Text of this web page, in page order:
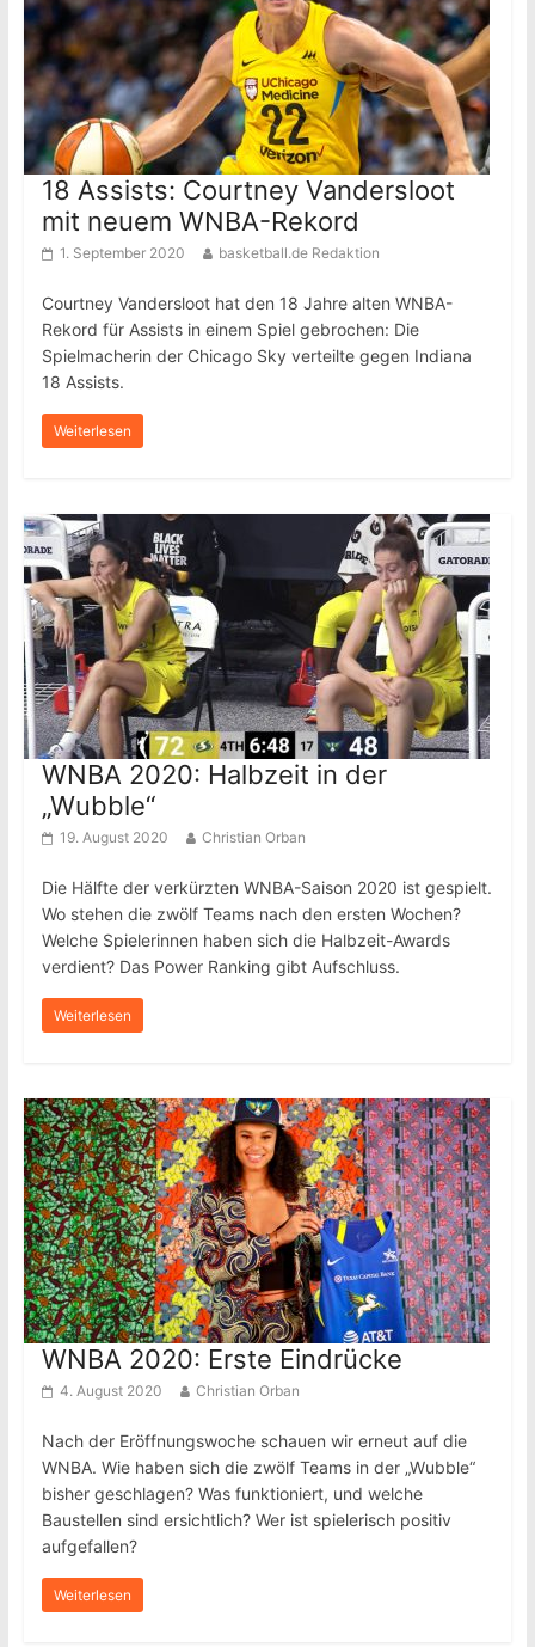
18 Assists: Courtney Vandersloot
mit neuem WNBA-Rekord
1. September 2020 basketball.de Redaktion
Courtney Vandersloot hat den 18 Jahre alten WNBA-
Rekord für Assists in einem Spiel gebrochen: Die
Spielmacherin der Chicago Sky verteilte gegen Indiana
18 Assists.
Weiterlesen
WNBA 2020: Halbzeit in der
„Wubble“
19. August 2020 Christian Orban
Die Hälfte der verkürzten WNBA-Saison 2020 ist gespielt.
Wo stehen die zwölf Teams nach den ersten Wochen?
Welche Spielerinnen haben sich die Halbzeit-Awards
verdient? Das Power Ranking gibt Aufschluss.
Weiterlesen
WNBA 2020: Erste Eindrücke
4. August 2020 Christian Orban
Nach der Eröffnungswoche schauen wir erneut auf die
WNBA. Wie haben sich die zwölf Teams in der „Wubble“
bisher geschlagen? Was funktioniert, und welche
Baustellen sind ersichtlich? Wer ist spielerisch positiv
aufgefallen?
Weiterlesen